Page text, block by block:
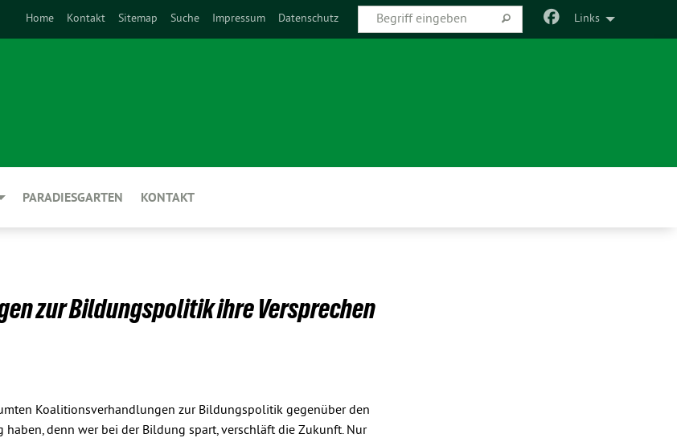
Links
Home Kontakt Sitemap Suche Impressum Datenschutz
PARADIESGARTEN KONTAKT
zur Bildungspolitik ihre Versprechen
Koalitionsverhandlungen zur Bildungspolitik gegenüber den
denn wer bei der Bildung spart, verschläft die Zukunft. Nur